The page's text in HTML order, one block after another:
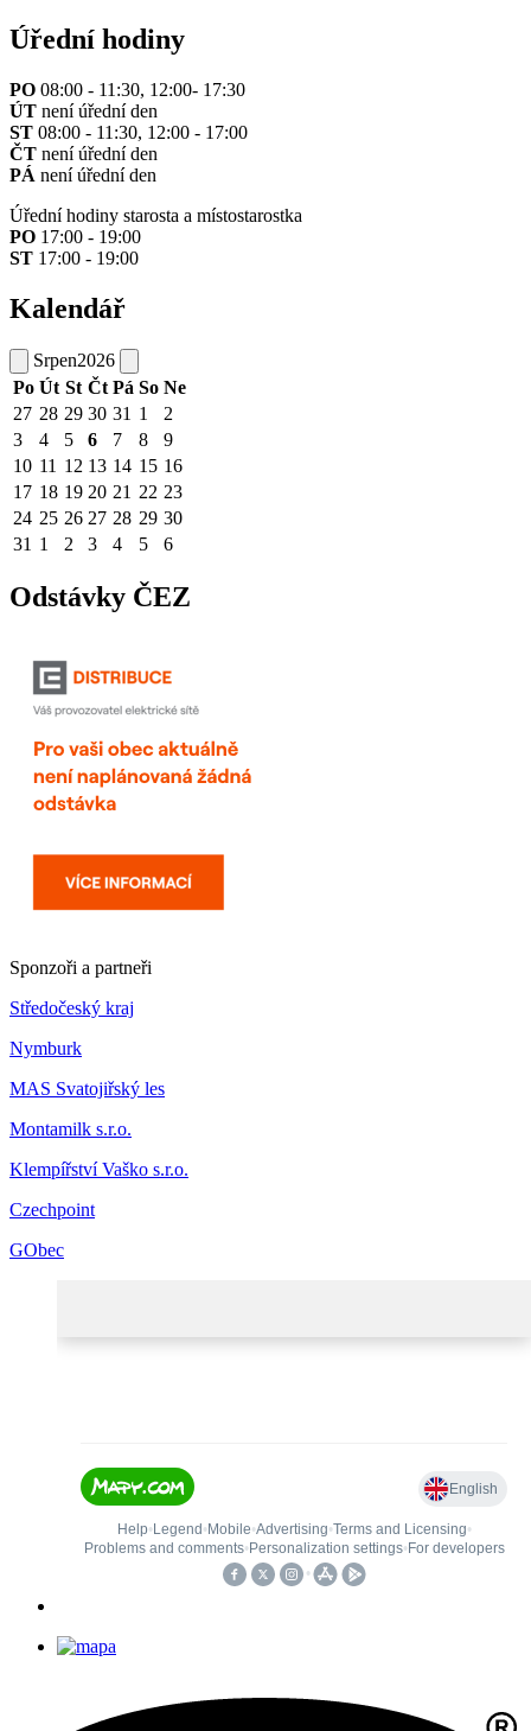
Úřední hodiny
PO 08:00 - 11:30, 12:00- 17:30
ÚT není úřední den
ST 08:00 - 11:30, 12:00 - 17:00
ČT není úřední den
PÁ není úřední den
Úřední hodiny starosta a místostarostka
PO 17:00 - 19:00
ST 17:00 - 19:00
Kalendář
Srpen2026
Po Út St Čt Pá So Ne
27 28 29 30 31 1
2
3
4 5 6 7 8
9
10 11 12 13 14 15 16
17 18 19 20 21 22 23
24 25 26 27 28 29 30
31 1 2 3 4 5 6
Odstávky ČEZ
Sponzoři a partneři
Středočeský kraj
Nymburk
MAS Svatojiřský les
Montamilk s.r.o.
Klempířství Vaško s.r.o.
Czechpoint
GObec